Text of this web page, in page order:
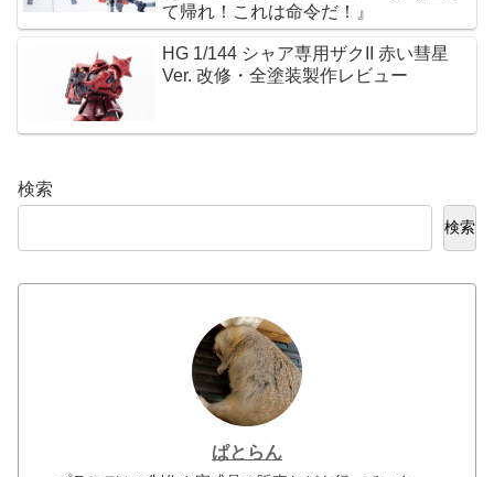
て帰れ！これは命令だ！』
HG 1/144 シャア専用ザクII 赤い彗星
Ver. 改修・全塗装製作レビュー
検索
検索
ぱとらん